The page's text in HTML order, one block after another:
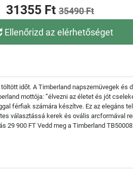
31355 Ft 35490 Ft
Ellenőrizd az elérhetőséget
időt. A Timberland napszemüvegek
mottója: ”élvezni az életet és jót
férfiak számára készítve. Ez az elegáns
választássá kerek és ovális arcformával
900 FT Vedd meg a Timberland